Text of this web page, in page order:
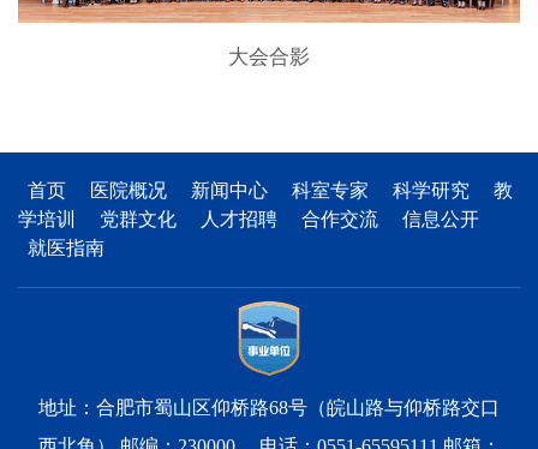
大会合影
首页 医院概况 新闻中心 科室专家 科学研究
教
学培训
党群文化 人才招聘 合作交流
信息公开
就医指南
地址：合肥市蜀山区仰桥路68号（皖山路与仰桥路交口